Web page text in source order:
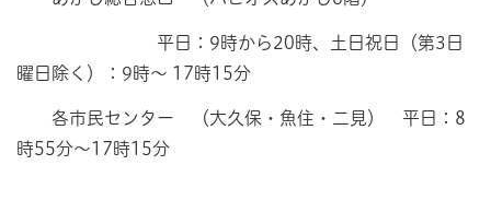
平日：9時から20時、土日祝日（第3日
曜日除く）：9時～ 17時15分
各市民センター （大久保・魚住・二見） 平日：8
時55分～17時15分